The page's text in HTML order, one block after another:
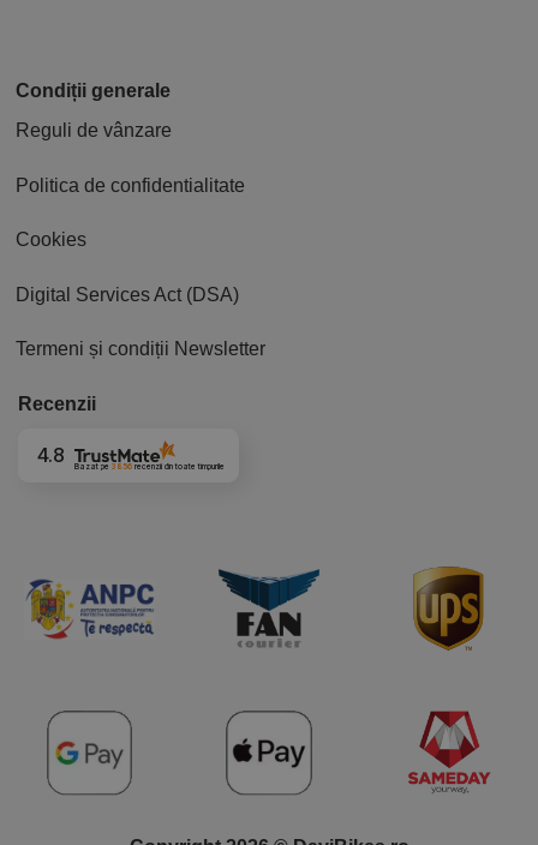
Condiții generale
Reguli de vânzare
Politica de confidentialitate
Cookies
Digital Services Act (DSA)
Termeni și condiții Newsletter
Recenzii
4.8 Bazat pe 3856 recenziidin toate timpurile